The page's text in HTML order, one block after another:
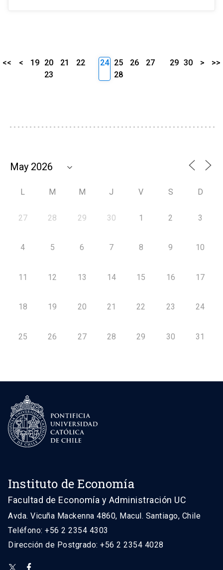
<< < 19 20 21
22
23
24 25 26
27
28
29 30 > >>
L M M J V S D
27 28 29 30 1 2 3
4 5 6 7 8 9 10
11 12 13 14 15 16 17
18 19 20 21 22 23 24
25 26 27 28 29 30 31
Instituto de Economía
Facultad de Economía y Administración UC
Avda. Vicuña Mackenna 4860, Macul. Santiago, Chile
Teléfono: +56 2 2354 4303
Dirección de Postgrado: +56 2 2354 4028